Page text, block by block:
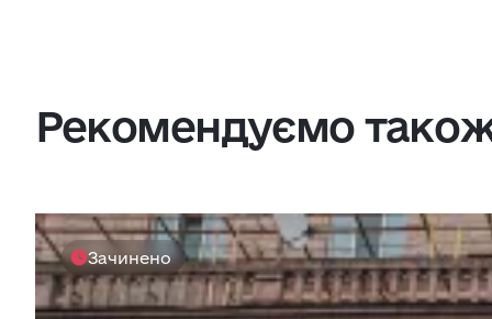
Рекомендуємо
Зачинено